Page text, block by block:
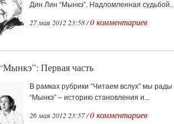
Дин Лин “Мынкэ”. Надломленная
27 мая 2012 23:58 /0 комментариев
Первая часть
В рамках рубрики “Читаем вслух” мы
“Мынкэ” – историю становления и...
26 мая 2012 23:57 /0 комментариев